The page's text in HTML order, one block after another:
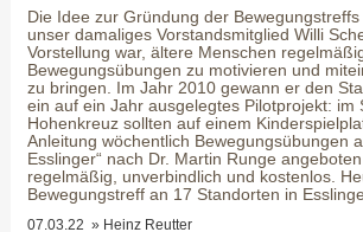
Die Idee zur Gründung der
unser damaliges Vorstandsmitglied Willi
Vorstellung war, ältere Menschen
Bewegungsübungen zu motivieren und
zu bringen. Im Jahr 2010 gewann er den
ein auf ein Jahr ausgelegtes Pilotprojekt: im
Hohenkreuz sollten auf einem
Anleitung wöchentlich Bewegungsübungen
Esslinger“ nach Dr. Martin Runge
regelmäßig, unverbindlich und kostenlos.
Bewegungstreff an 17 Standorten in
07.03.22 » Heinz Reutter